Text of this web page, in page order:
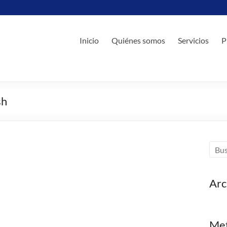
Inicio Quiénes somos Servicios